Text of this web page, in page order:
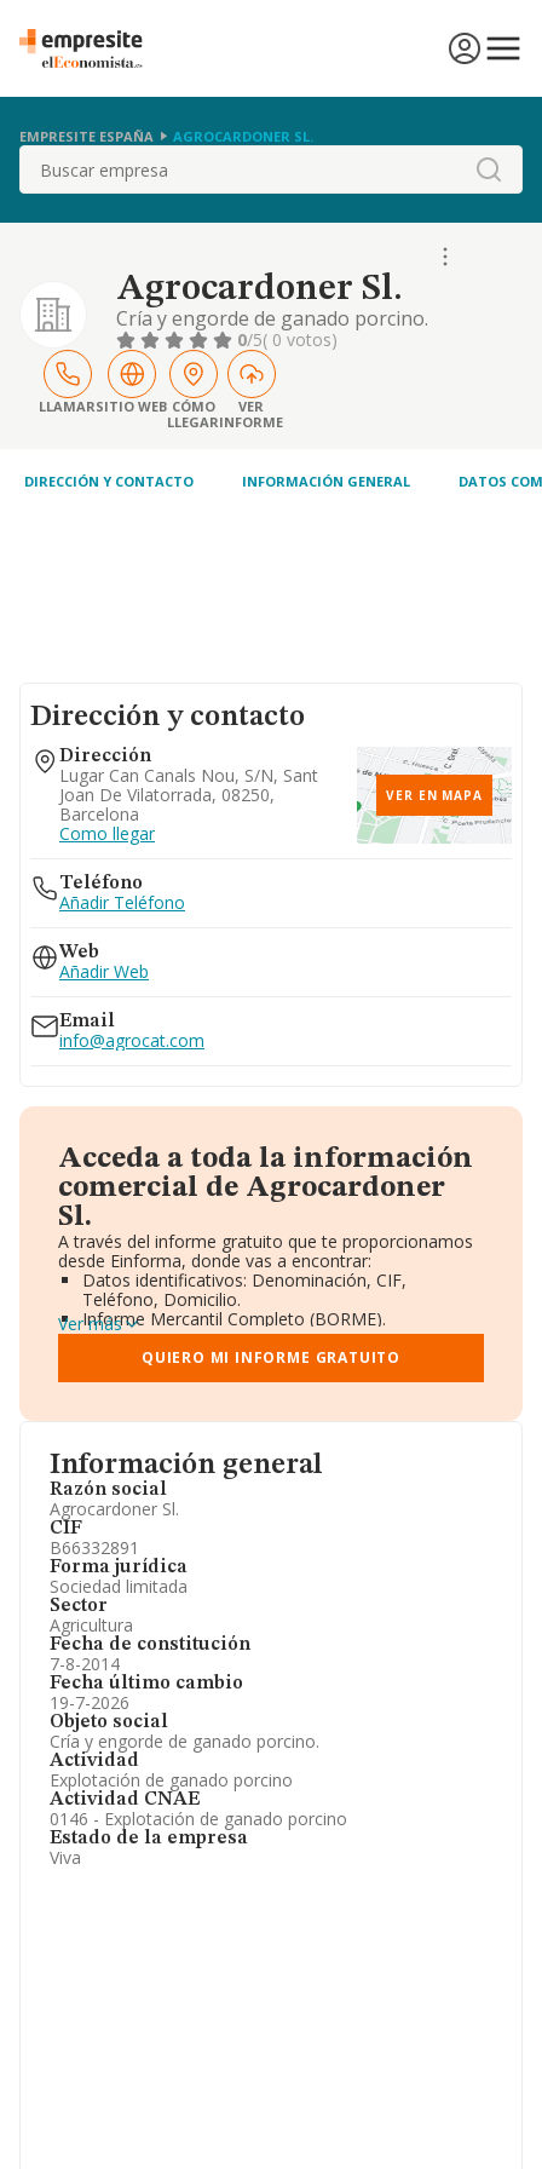
EMPRESITE ESPAÑA AGROCARDONER SL.
Buscar
Agrocardoner Sl.
Cría y engorde de ganado porcino.
0/5( 0 votos)
LLAMARSITIO WEB CÓMO
LLEGAR
VER
INFORME
DIRECCIÓN Y CONTACTO INFORMACIÓN GENERAL DATOS
Información general
Razón social
Agrocardoner Sl.
CIF
B66332891
Forma jurídica
Sociedad limitada
Sector
Agricultura
Fecha de constitución
7-8-2014
Fecha último cambio
19-7-2026
Objeto social
Cría y engorde de ganado porcino.
Actividad
Explotación de ganado porcino
Actividad CNAE
0146 - Explotación de ganado porcino
Estado de la empresa
Viva
Dirección y contacto
Dirección
Lugar Can Canals Nou, S/n, Sant
Joan De Vilatorrada, 08250,
Barcelona
Como llegar
VER EN MAPA
Teléfono
Añadir Teléfono
Web
Añadir Web
Email
info@agrocat.com
Acceda a toda la información
comercial de Agrocardoner
Sl.
A través del informe gratuito que te proporcionamos
desde Einforma, donde vas a encontrar:
Datos identificativos: Denominación, CIF,
Teléfono, Domicilio.
Informe Mercantil Completo (BORME).
Gráficos de Evolución Ventas y Empleados.
Consejo de Administración y Administradores.
Directivos y Ejecutivos.
Información oficial y registral complementaria.
Ver más
QUIERO MI INFORME GRATUITO